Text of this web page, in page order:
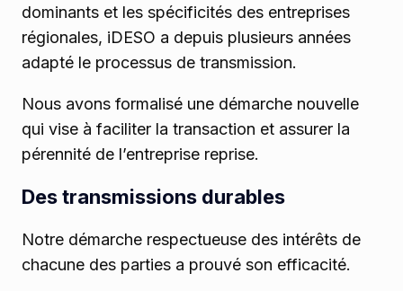
dominants et les spécificités des entreprises
régionales, iDESO a depuis plusieurs années
adapté le processus de transmission.
Nous avons formalisé une démarche nouvelle
qui vise à faciliter la transaction et assurer la
pérennité de l’entreprise reprise.
Des transmissions durables
Notre démarche respectueuse des intérêts de
chacune des parties a prouvé son efficacité.